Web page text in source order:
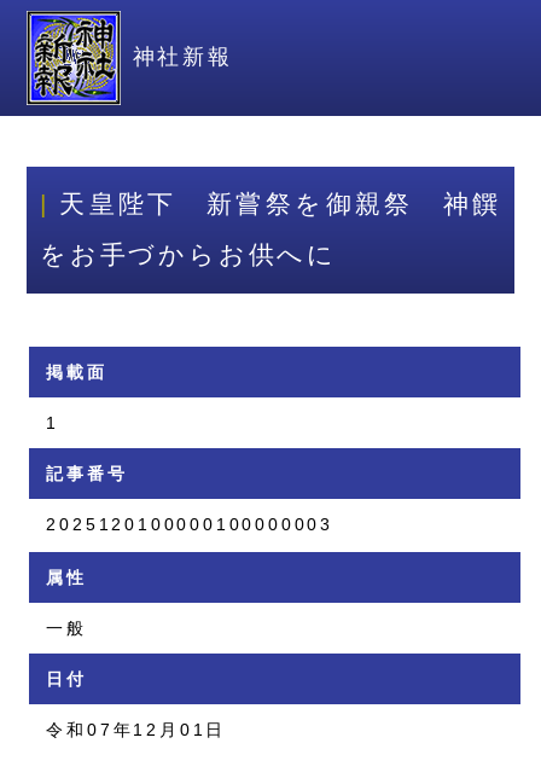
神社新報
天皇陛下 新嘗祭を御親祭 神饌
をお手づからお供へに
掲載面
1
記事番号
2025120100000100000003
属性
一般
日付
令和07年12月01日